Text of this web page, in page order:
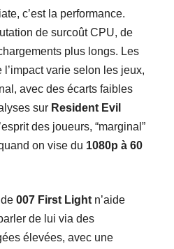
c’est la performance.
de surcoût CPU, de
plus longs. Les
varie selon les jeux,
avec des écarts faibles
sur Resident Evil
des joueurs, “marginal”
on vise du 1080p à 60
007 First Light n’aide
de lui via des
élevées, avec une